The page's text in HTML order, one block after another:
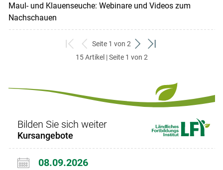
Maul- und Klauenseuche: Webinare und Videos zum
Nachschauen
zum
ersten
zurück
zum
Seite 1 von 2
weiter
zum
zum
15 Artikel | Seite 1 von 2
Bilden Sie sich weiter
Kursangebote
08.09.2026